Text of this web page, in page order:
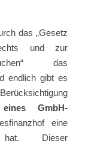
das „Gesetz
und zur
das
endlich gibt es
eines GmbH-
eine
hat. Dieser